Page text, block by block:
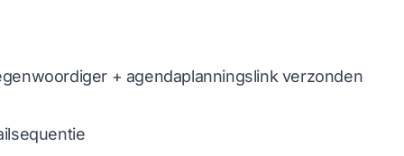
+ agendaplanningslink verzonden